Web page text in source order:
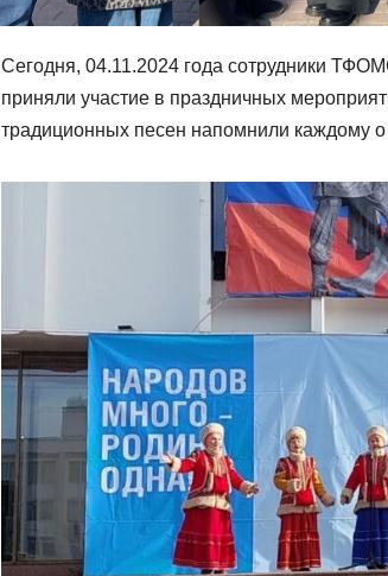
Сегодня, 04.11.2024 года сотрудники
приняли участие в праздничных
традиционных песен напомнили каждому